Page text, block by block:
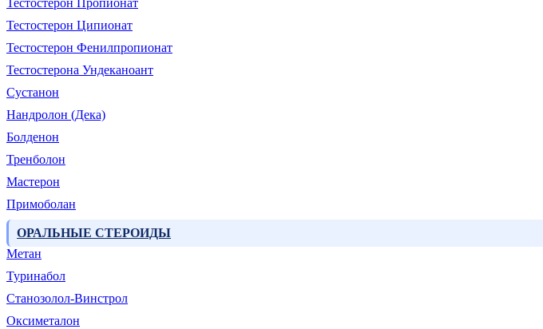
Тестостерон Пропионат
Тестостерон Ципионат
Тестостерон Фенилпропионат
Тестостерона Ундеканоант
Сустанон
Нандролон (Дека)
Болденон
Тренболон
Мастерон
Примоболан
ОРАЛЬНЫЕ СТЕРОИДЫ
Метан
Туринабол
Станозолол-Винстрол
Оксиметалон